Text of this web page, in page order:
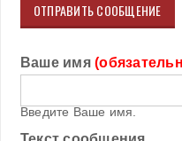
ОТПРАВИТЬ СООБЩЕНИЕ
Ваше имя
Введите Ваше имя.